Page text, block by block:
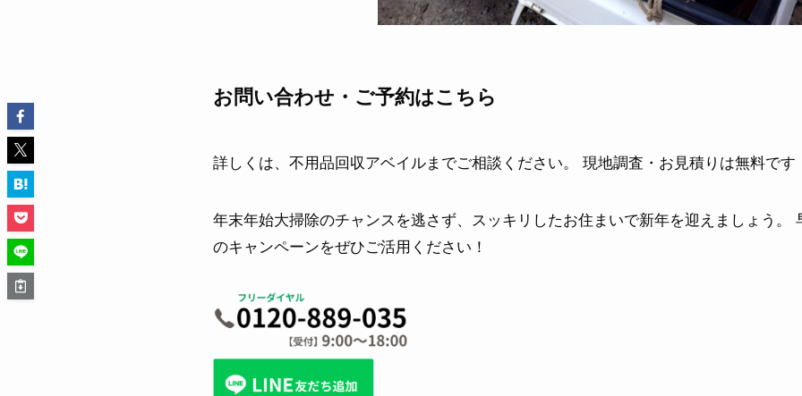
お問い合わせ・ご予約はこちら
詳しくは、不用品回収アベイルまでご相談ください。 現地調査・お見積りは無料です
年末年始大掃除のチャンスを逃さず、スッキリしたお住まいで新年を迎えましょう。
のキャンペーンをぜひご活用ください！